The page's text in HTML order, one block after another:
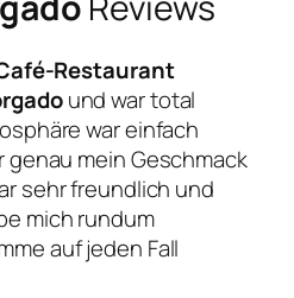
Restaurant
und war total
war einfach
genau mein Geschmack
sehr freundlich und
mich rundum
auf jeden Fall